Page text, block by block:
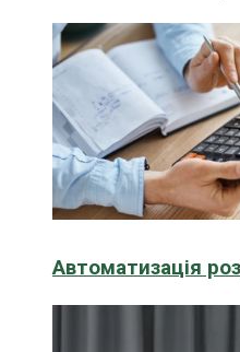
Автоматизація